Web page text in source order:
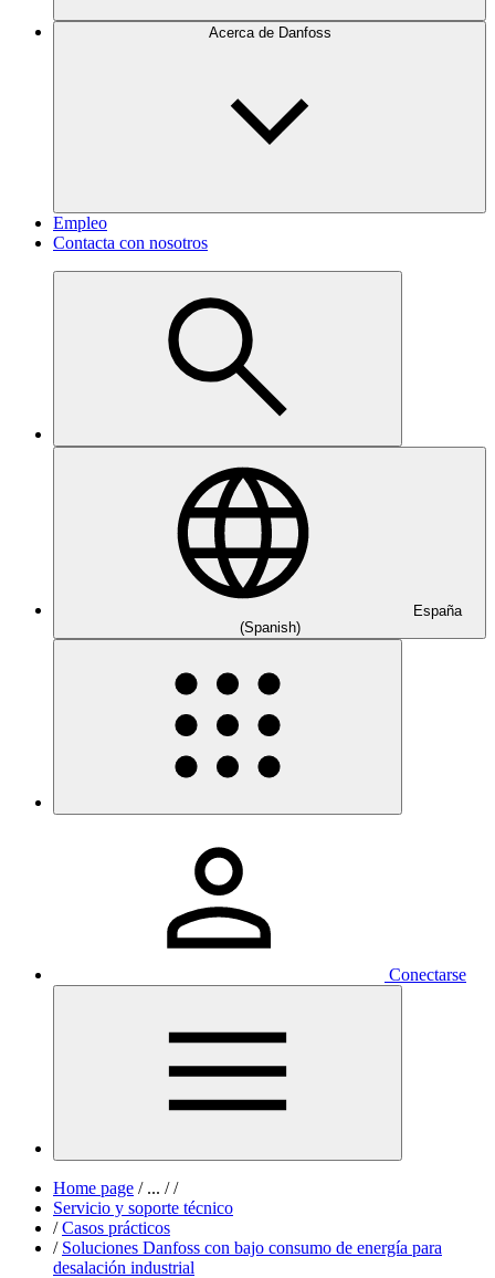
Acerca de Danfoss
Empleo
Contacta con nosotros
España
(Spanish)
Conectarse
Home page /... / /
Servicio y soporte técnico
/ Casos prácticos
/ Soluciones Danfoss con bajo consumo de energía para
desalación industrial